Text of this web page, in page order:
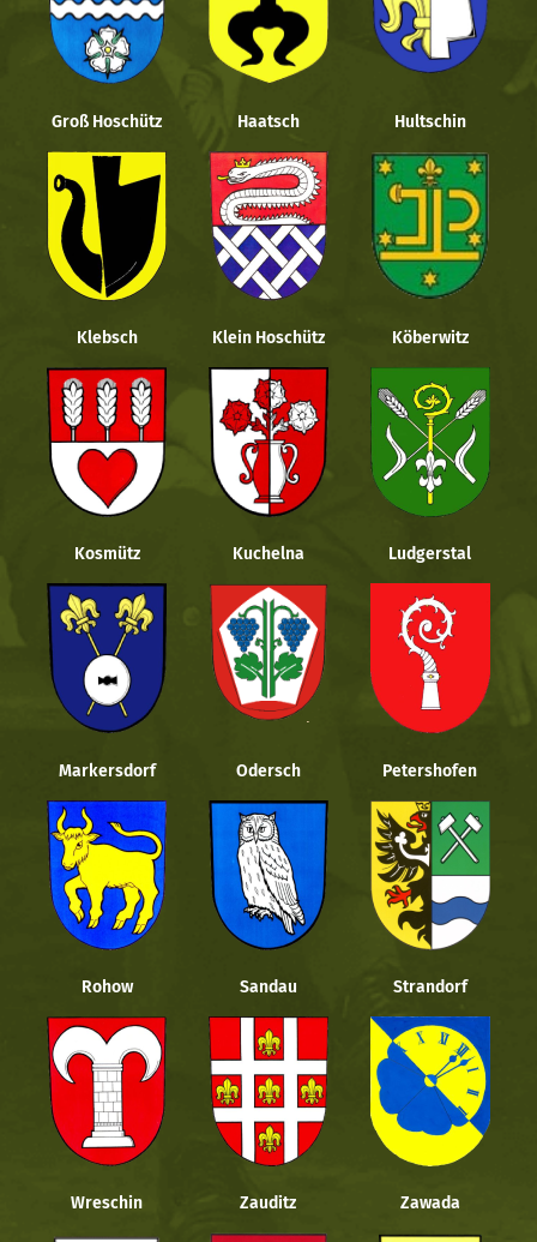
Groß Hoschütz Haatsch Hultschin
Klebsch Klein Hoschütz Köberwitz
Kosmütz Kuchelna Ludgerstal
Markersdorf Odersch Petershofen
Rohow Sandau Strandorf
Wreschin Zauditz Zawada